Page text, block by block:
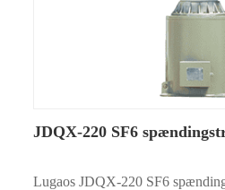
JDQX-220 SF6
Lugaos JDQX-220 SF6